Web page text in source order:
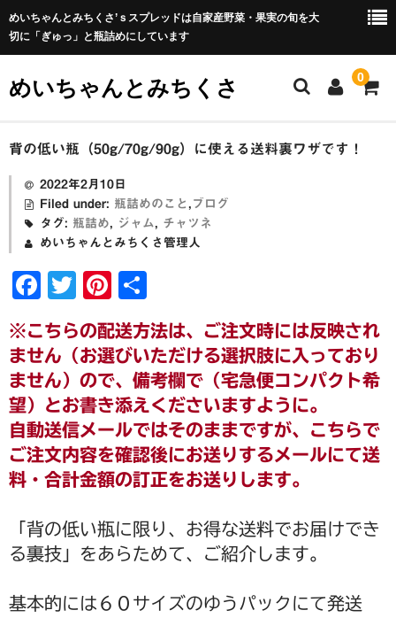
めいちゃんとみちくさ’ｓスプレッドは自家産野菜・果実の旬を大
切に「ぎゅっ」と瓶詰めにしています
めいちゃんとみちくさ 0
ホーム
めいちゃんとみちくさブログ
ABOUT
瓶詰めについて
野菜セットについて
野菜セットの包装・梱包について
野菜セットご注文の前に必ずお読みください
ご注文について
瓶詰め
谷川農園産果実のジャム
谷川農園産野菜のジャム
愛媛の柑橘シリーズ
背の低い瓶（50g/70g/90g）に使える送料裏ワザです！
2022年2月10日
Filed under: 瓶詰めのこと , ブログ
タグ: 瓶詰め, ジャム, チャツネ
めいちゃんとみちくさ管理人
F
c
e
b
o
o
k
T
tt
er
Pi
er
e
st
有
※こちらの配送方法は、ご注文時には反映され
ません（お選びいただける選択肢に入っており
ません）ので、備考欄で（宅急便コンパクト希
望）とお書き添えくださいますように。
自動送信メールではそのままですが、こちらで
ご注文内容を確認後にお送りするメールにて送
料・合計金額の訂正をお送りします。
「背の低い瓶に限り、お得な送料でお届けでき
る裏技」をあらためて、ご紹介します。
基本的には６０サイズのゆうパックにて発送